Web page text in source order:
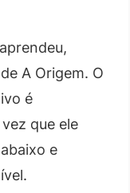
A Origem. O
é
que ele
e